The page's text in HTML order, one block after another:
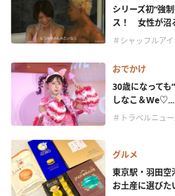
シリーズ初“強
ス！ 女性が沼
＃シャッフルア
おでかけ
30歳になって
しなこ＆We♡...
＃トラベルニュー
グルメ
東京駅・羽田
お土産に選びた